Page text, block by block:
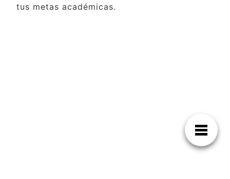
tus metas académicas.